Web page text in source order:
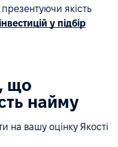
якість
інвестицій у підбір
що
найму
на вашу оцінку Якості